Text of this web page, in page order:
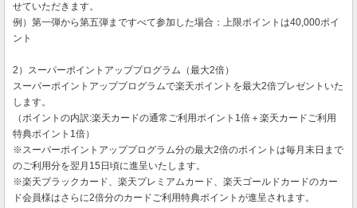
せていただきます。
例）第一弾から第五弾まですべて参加した場合：上限ポイントは40,000ポイ
ント
2）スーパーポイントアッププログラム（最大2倍）
スーパーポイントアッププログラムで楽天ポイントを最大2倍プレゼントいた
します。
（ポイントの内訳:楽天カードの通常ご利用ポイント1倍＋楽天カードご利用
特典ポイント1倍）
※スーパーポイントアッププログラム分の最大2倍のポイントは毎月末日まで
のご利用分を翌月15日頃に進呈いたします。
※楽天ブラックカード、楽天プレミアムカード、楽天ゴールドカードのカー
ド会員様はさらに2倍分のカードご利用特典ポイントが進呈されます。